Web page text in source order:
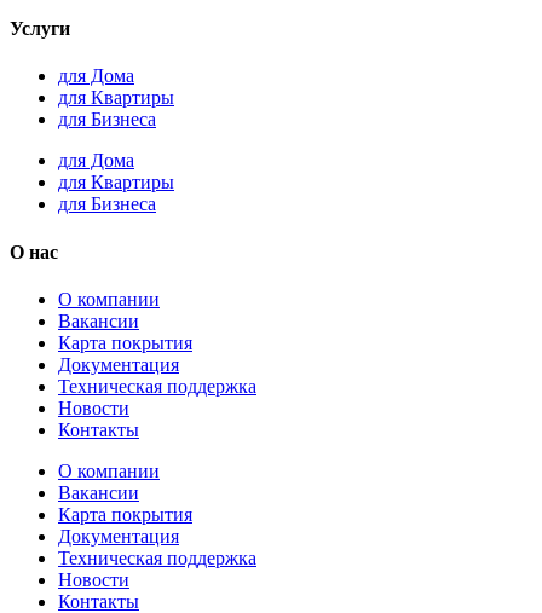
Услуги
для Дома
для Квартиры
для Бизнеса
для Дома
для Квартиры
для Бизнеса
О нас
О компании
Вакансии
Карта покрытия
Документация
Техническая поддержка
Новости
Контакты
О компании
Вакансии
Карта покрытия
Документация
Техническая поддержка
Новости
Контакты